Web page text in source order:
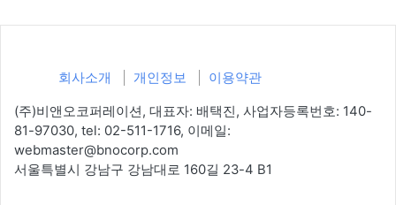
회사소개 개인정보 이용약관
(주)비앤오코퍼레이션, 대표자: 배택진, 사업자등록번호: 140-
81-97030, tel: 02-511-1716, 이메일:
webmaster@bnocorp.com
서울특별시 강남구 강남대로 160길 23-4 B1